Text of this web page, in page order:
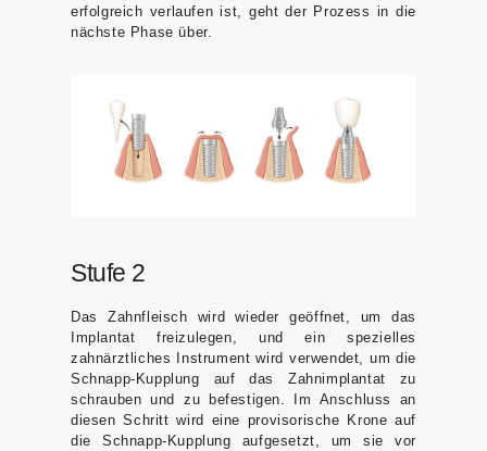
erfolgreich verlaufen ist, geht der Prozess in die
nächste Phase über.
Stufe 2
Das Zahnfleisch wird wieder geöffnet, um das
Implantat freizulegen, und ein spezielles
zahnärztliches Instrument wird verwendet, um die
Schnapp-Kupplung auf das Zahnimplantat zu
schrauben und zu befestigen. Im Anschluss an
diesen Schritt wird eine provisorische Krone auf
die Schnapp-Kupplung aufgesetzt, um sie vor